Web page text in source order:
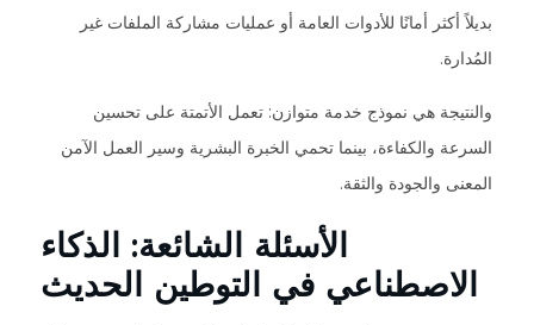
بديلاً أكثر أمانًا للأدوات العامة أو عمليات مشاركة الملفات غير
المُدارة.
والنتيجة هي نموذج خدمة متوازن: تعمل الأتمتة على تحسين
السرعة والكفاءة، بينما تحمي الخبرة البشرية وسير العمل الآمن
المعنى والجودة والثقة.
الأسئلة الشائعة: الذكاء
الاصطناعي في التوطين الحديث